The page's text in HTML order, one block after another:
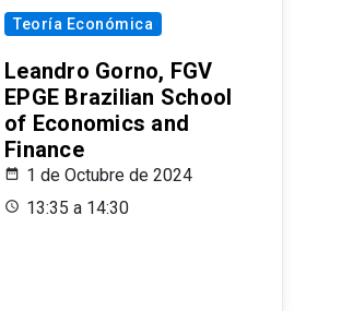
Teoría Económica
Leandro Gorno, FGV
EPGE Brazilian School
of Economics and
Finance
1 de Octubre de 2024
13:35 a 14:30